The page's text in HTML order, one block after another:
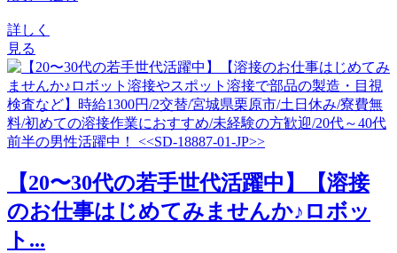
詳しく
見る
【20〜30代の若手世代活躍中】【溶接
のお仕事はじめてみませんか♪ロボッ
ト...